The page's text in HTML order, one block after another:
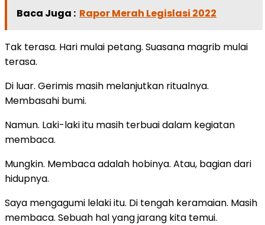
Baca Juga : Rapor Merah Legislasi 2022
Tak terasa. Hari mulai petang. Suasana magrib mulai
terasa.
Di luar. Gerimis masih melanjutkan ritualnya.
Membasahi bumi.
Namun. Laki-laki itu masih terbuai dalam kegiatan
membaca.
Mungkin. Membaca adalah hobinya. Atau, bagian dari
hidupnya.
Saya mengagumi lelaki itu. Di tengah keramaian. Masih
membaca. Sebuah hal yang jarang kita temui.